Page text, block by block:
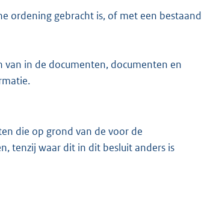
ordening gebracht is, of met een bestaand
in de documenten, documenten en
die op grond van de voor de
tenzij waar dit in dit besluit anders is